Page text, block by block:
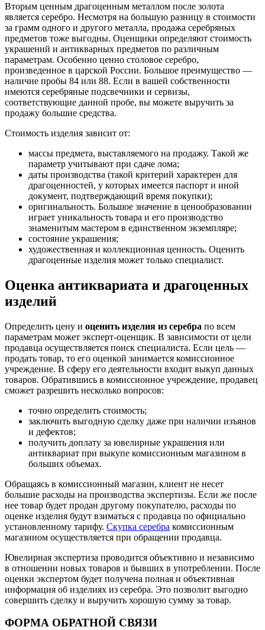
Вторым ценным драгоценным металлом после золота
является серебро. Несмотря на большую разницу в стоимости
за грамм одного и другого металла, продажа серебряных
предметов тоже выгодны. Оценщики определяют стоимость
украшений и антикварных предметов по различным
параметрам. Особенно ценно столовое серебро,
произведенное в царской России. Большое преимущество —
наличие пробы 84 или 88. Если в вашей собственности
имеются серебряные подсвечники и сервизы,
соответствующие данной пробе, вы можете выручить за
продажу большие средства.
Стоимость изделия зависит от:
массы предмета, выставляемого на продажу. Такой же
параметр учитывают при сдаче лома;
даты производства (такой критерий характерен для
драгоценностей, у которых имеется паспорт и иной
документ, подтверждающий время покупки);
оригинальность. Большое значение в ценообразовании
играет уникальность товара и его производство
знаменитым мастером в единственном экземпляре;
состояние украшения;
художественная и коллекционная ценность. Оценить
драгоценные изделия может только специалист.
Оценка антиквариата и драгоценных
изделий
Определить цену и оценить изделия из серебра по всем
параметрам может эксперт-оценщик. В зависимости от цели
продавца осуществляется поиск специалиста. Если цель —
продать товар, то его оценкой занимается комиссионное
учреждение. В сферу его деятельности входит выкуп данных
товаров. Обратившись в комиссионное учреждение, продавец
сможет разрешить несколько вопросов:
точно определить стоимость;
заключить выгодную сделку даже при наличии изъянов
и дефектов;
получить доплату за ювелирные украшения или
антиквариат при выкупе комиссионным магазином в
больших объемах.
Обращаясь в комиссионный магазин, клиент не несет
большие расходы на производства экспертизы. Если же после
нее товар будет продан другому покупателю, расходы по
оценке изделия будут взиматься с продавца по официально
установленному тарифу. Скупка серебра комиссионным
магазином осуществляется при обращении продавца.
Ювелирная экспертиза проводится объективно и независимо
в отношении новых товаров и бывших в употреблении. После
оценки экспертом будет получена полная и объективная
информация об изделиях из серебра. Это позволит выгодно
совершить сделку и выручить хорошую сумму за товар.
ФОРМА ОБРАТНОЙ СВЯЗИ